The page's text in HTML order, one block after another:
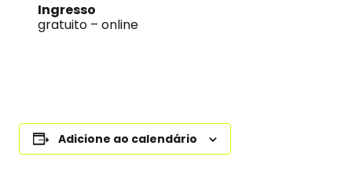
Ingresso
gratuito – online
Adicione ao calendário